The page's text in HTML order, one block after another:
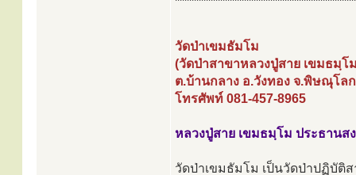
วัดป่าเขมธัมโม
(วัดป่าสาขาหลวงปู่สาย เขมธมฺโ
ต.บ้านกลาง อ.วังทอง จ.พิษณุโล
โทรศัพท์ 081-457-8965
หลวงปู่สาย เขมธมฺโม ประธานส
วัดป่าเขมธัมโม เป็นวัดป่าปฏิบัติ